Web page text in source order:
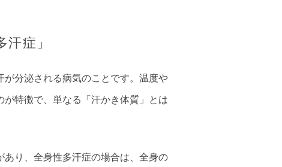
症」
分泌される病気のことです。温度や
特徴で、単なる「汗かき体質」とは
り、全身性多汗症の場合は、全身の